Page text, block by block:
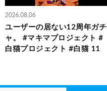
2026.08.06
ユーザーの居ない12周年ガチ
ャ。 #マキマプロジェクト #
白猫プロジェクト #白猫 11